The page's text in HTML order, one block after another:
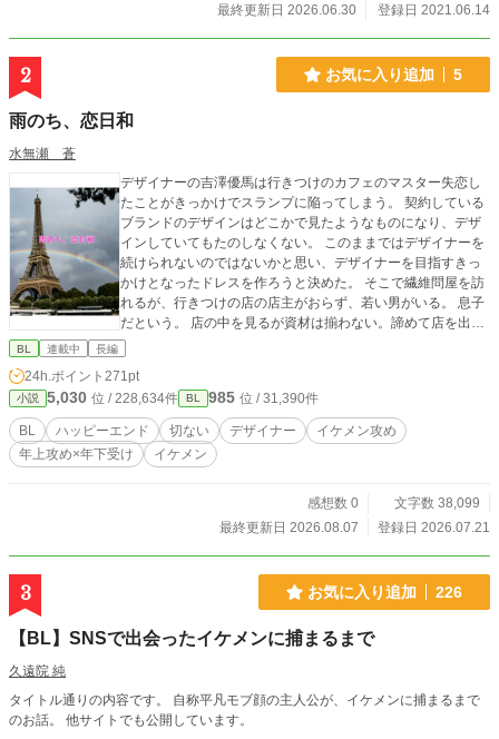
とずつ色々成長もしているはず……(*'ω'*) ※ただただ、好き
気力upします(*'ω'*)♡ 匿名がよろしければ、Twitterのマシュ
マロから♡ 頂けると嬉しいです♡ モロツヨシさまの「人間
た。 ◇ ◇ ◇ ◇ あまもあもさま に描いて頂いた素敵な
と思います🩷
最終更新日 2026.06.30
登録日 2021.06.14
2 お気に入り追加 5
雨のち、恋日和
水無瀬 蒼
デザイナーの吉澤優馬は行きつけのカフェのマスター失恋し
たことがきっかけでスランプに陥ってしまう。 契約している
ブランドのデザインはどこかで見たようなものになり、デザ
インしていてもたのしなくない。 このままではデザイナーを
続けられないのではないかと思い、デザイナーを目指すきっ
かけとなったドレスを作ろうと決めた。 そこで繊維問屋を訪
れるが、行きつけの店の店主がおらず、若い男がいる。 息子
だという。 店の中を見るが資材は揃わない。諦めて店を出よ
うとすると一週間くれと言い、そこから必要な資材は揃えて
らレース探しが始まるーー ------ 吉澤優馬（32）デザイナー
青海淳（29）繊維問屋店主 「切なくて、恋しくて」の優馬さ
んを幸せにするお話です。
BL 連載中 長編
24h.ポイント 271pt
小説 5,030 位 / 228,634件 BL 985 位 / 31,390件
BL ハッピーエンド 切ない デザイナー
イケメン攻め
年上攻め×年下受け
イケメン
感想数 0
文字数 38,099
最終更新日 2026.08.07
登録日 2026.07.21
3 お気に入り追加 226
【BL】SNSで出会ったイケメンに捕まるまで
久遠院 純
タイトル通りの内容です。 自称平凡モブ顔の主人公が、イケメンに捕まるまで
のお話。 他サイトでも公開しています。